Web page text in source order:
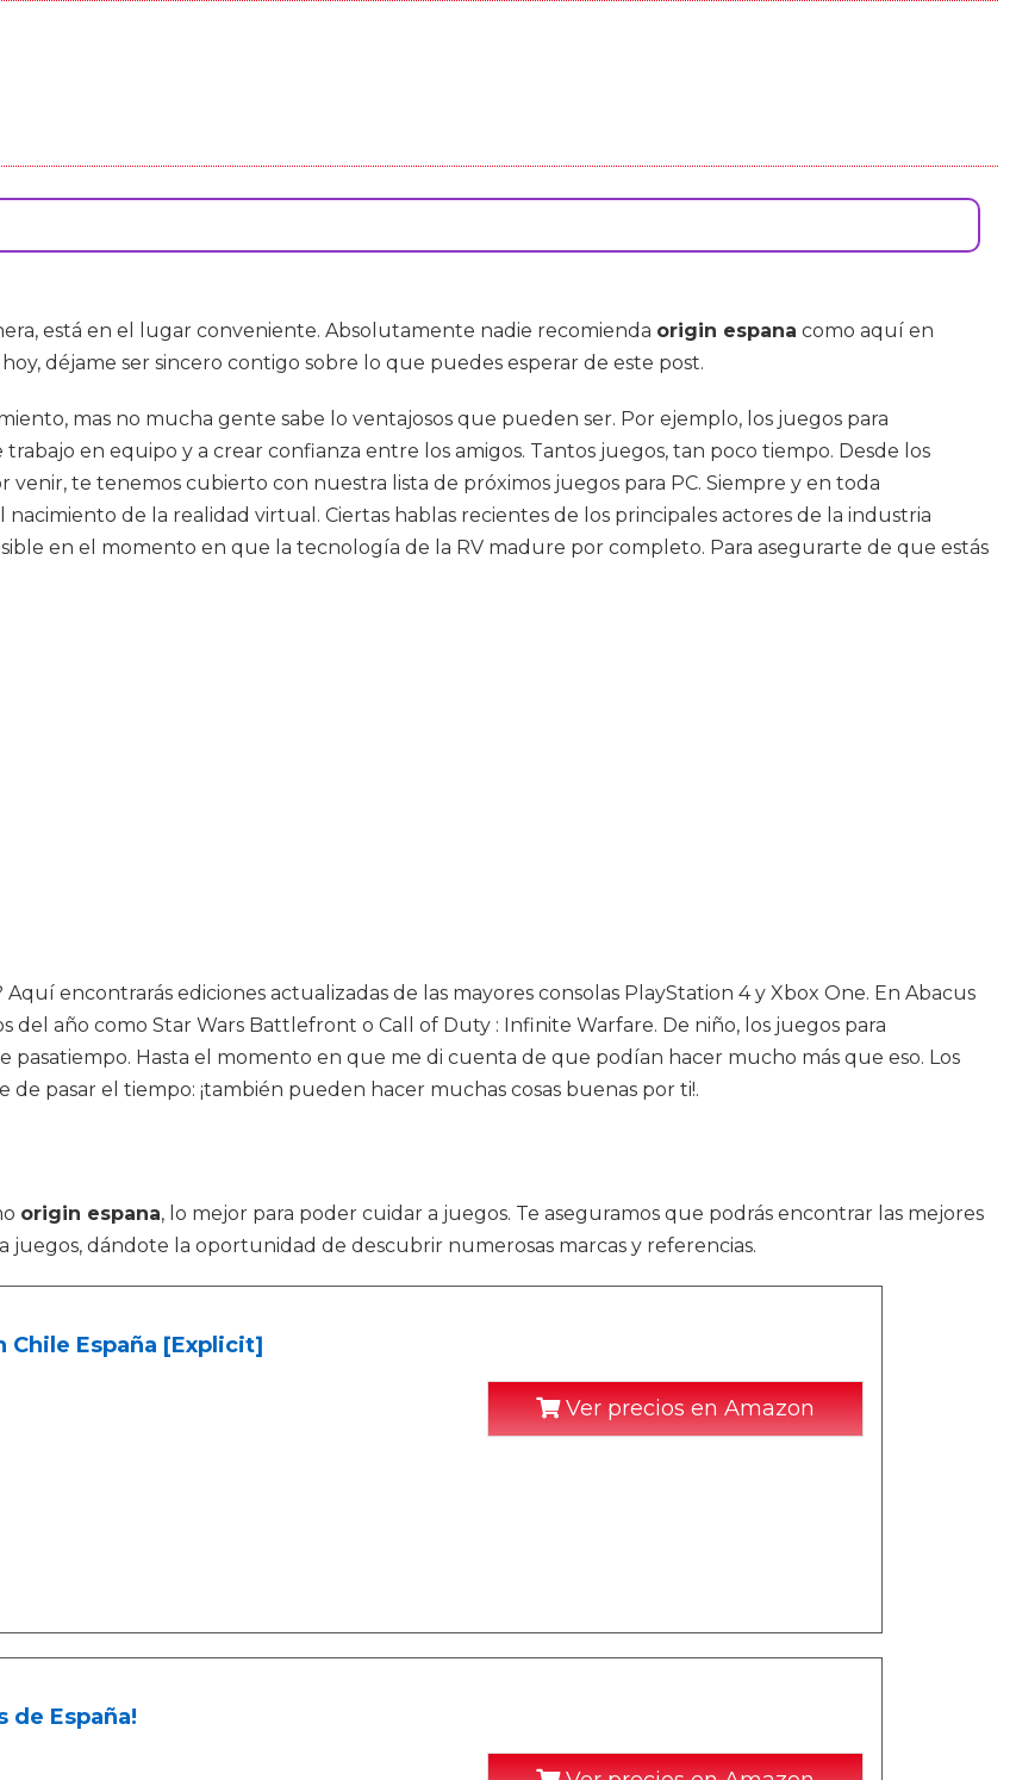
está en el lugar conveniente. Absolutamente nadie recomienda origin espana como aquí en
déjame ser sincero contigo sobre lo que puedes esperar de este post.
mas no mucha gente sabe lo ventajosos que pueden ser. Por ejemplo, los juegos para
en equipo y a crear confianza entre los amigos. Tantos juegos, tan poco tiempo. Desde los
te tenemos cubierto con nuestra lista de próximos juegos para PC. Siempre y en toda
de la realidad virtual. Ciertas hablas recientes de los principales actores de la industria
en el momento en que la tecnología de la RV madure por completo. Para asegurarte de que estás
encontrarás ediciones actualizadas de las mayores consolas PlayStation 4 y Xbox One. En Abacus
año como Star Wars Battlefront o Call of Duty : Infinite Warfare. De niño, los juegos para
Hasta el momento en que me di cuenta de que podían hacer mucho más que eso. Los
pasar el tiempo: ¡también pueden hacer muchas cosas buenas por ti!.
origin espana, lo mejor para poder cuidar a juegos. Te aseguramos que podrás encontrar las mejores
dándote la oportunidad de descubrir numerosas marcas y referencias.
Chile España [Explicit]
Ver precios en Amazon
de España!